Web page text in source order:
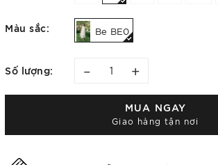
Màu sắc: Be BE0
Số lượng: – +
MUA NGAY
Giao hàng tận nơi